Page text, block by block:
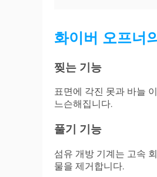
화이버 오프너
찢는 기능
표면에 각진 못과 바늘
느슨해집니다.
풀기 기능
섬유 개방 기계는 고속
물을 제거합니다.